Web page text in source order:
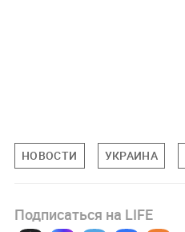
НОВОСТИ УКРАИНА
Подписаться на LIFE